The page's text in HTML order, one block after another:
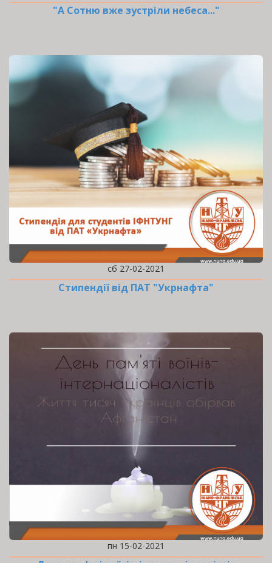
"А Сотню вже зустріли небеса..."
сб 27-02-2021
Стипендії від ПАТ "Укрнафта"
пн 15-02-2021